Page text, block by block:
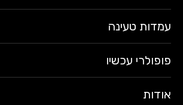
עמדות טעינה
פופולרי עכשיו
אודות